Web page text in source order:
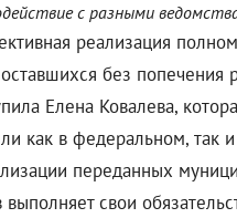
с разными
реализация
без попечения
Елена Ковалева,
как в федеральном, так
переданных
выполняет свои